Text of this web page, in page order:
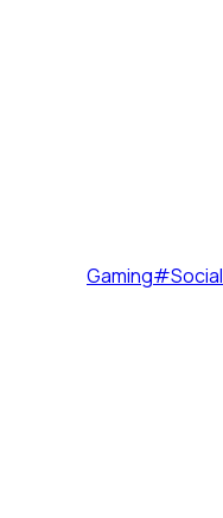
Gaming#Social